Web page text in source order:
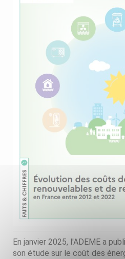
En janvier 2025, l'ADEME a
son étude sur le coût des